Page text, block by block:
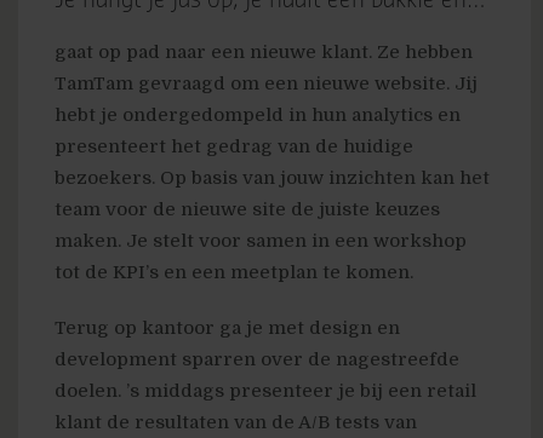
gaat op pad naar een nieuwe klant. Ze hebben
TamTam gevraagd om een nieuwe website. Jij
hebt je ondergedompeld in hun analytics en
presenteert het gedrag van de huidige
bezoekers. Op basis van jouw inzichten kan het
team voor de nieuwe site de juiste keuzes
maken. Je stelt voor samen in een workshop
tot de KPI’s en een meetplan te komen.
Terug op kantoor ga je met design en
development sparren over de nagestreefde
doelen. ’s middags presenteer je bij een retail
klant de resultaten van de A/B tests van